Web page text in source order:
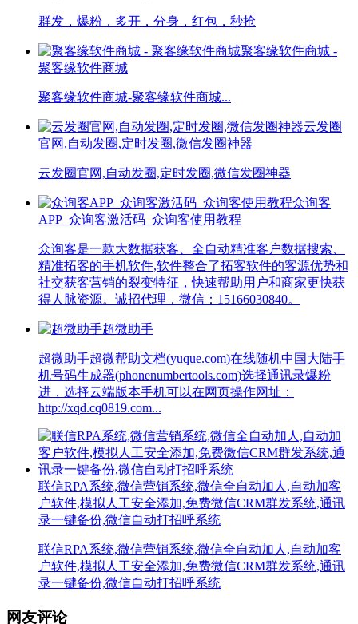
群发，爆粉，多开，分身，红包，秒抢
聚客缘软件商城 -
聚客缘软件商城
聚客缘软件商城-聚客缘软件商城...
云发圈
官网,自动发圈,定时发圈,微信发圈神器
云发圈官网,自动发圈,定时发圈,微信发圈神器
众询客
APP_众询客激活码_众询客使用教程
众询客是一款大数据获客、全自动精准客户数据搜索、
精准拓客的手机软件,软件整合了拓客软件的客源优势和
社交获客营销的裂变特征，快速帮助用户和商家更快获
得人脉资源。诚招代理，微信：15166030840。
超微助手
超微助手超微帮助文档(yuque.com)在线随机中国大陆手
机号码生成器(phonenumbertools.com)选择通讯录爆粉
进，选择云端版本手机可以在网页操作网址：
http://xqd.cq0819.com...
联信RPA系统,微信营销系统,微信全自动加人,自动加客
户软件,模拟人工安全添加,免费微信CRM群发系统,通讯
录一键备份,微信自动打招呼系统
联信RPA系统,微信营销系统,微信全自动加人,自动加客
户软件,模拟人工安全添加,免费微信CRM群发系统,通讯
录一键备份,微信自动打招呼系统
网友评论